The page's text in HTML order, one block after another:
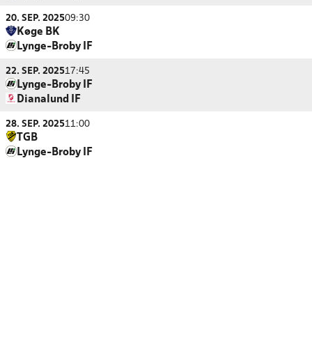
20. SEP. 202509:30
Køge BK
Lynge-Broby IF
22. SEP. 202517:45
Lynge-Broby IF
Dianalund IF
28. SEP. 202511:00
TGB
Lynge-Broby IF